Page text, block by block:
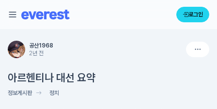
로그인
공산1968
2년 전
아르헨티나 대선 요약
정보게시판 정치